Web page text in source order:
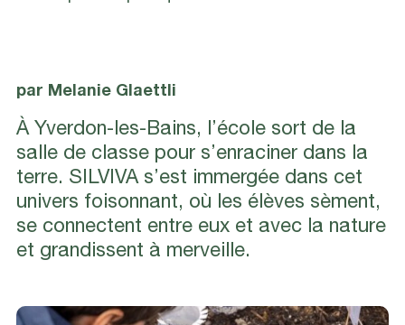
par Melanie Glaettli
À Yverdon-les-Bains, l’école sort de la
salle de classe pour s’enraciner dans la
terre. SILVIVA s’est immergée dans cet
univers foisonnant, où les élèves sèment,
se connectent entre eux et avec la nature
et grandissent à merveille.